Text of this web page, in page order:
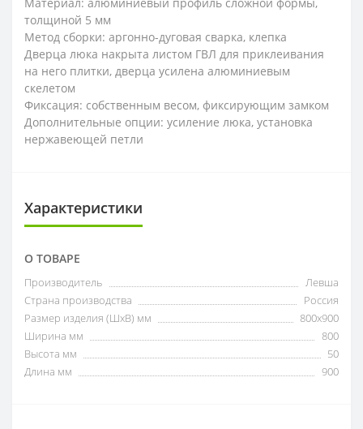
толщиной 5 мм
Метод сборки: аргонно-дуговая сварка, клепка
Дверца люка накрыта листом ГВЛ для приклеивания
на него плитки, дверца усилена алюминиевым
скелетом
Фиксация: собственным весом, фиксирующим замком
Дополнительные опции: усиление люка, установка
нержавеющей петли
Характеристики
О ТОВАРЕ
Производитель
Левша
Страна производства
Россия
Размер изделия (ШхВ) мм
800х900
Ширина мм
800
Высота мм
50
Длина мм
900